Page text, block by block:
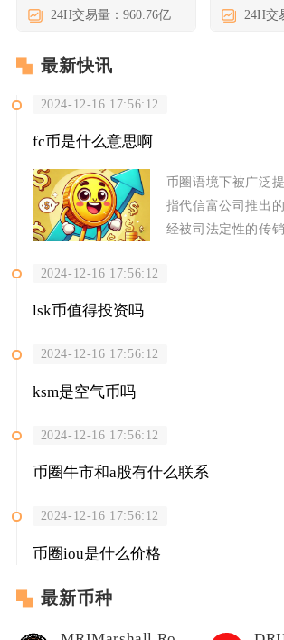
24H交易量：960.76亿 24H交
最新快讯
2024-12-16 17:56:12
fc币是什么意思啊
币圈语境下被广泛
指代信富公司推出
经被司法定性的传
2024-12-16 17:56:12
lsk币值得投资吗
2024-12-16 17:56:12
ksm是空气币吗
2024-12-16 17:56:12
币圈牛市和a股有什么联系
2024-12-16 17:56:12
币圈iou是什么价格
最新币种